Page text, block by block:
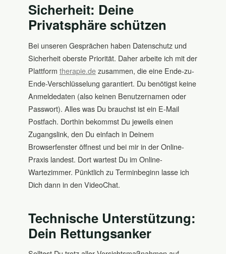
Sicherheit: Deine
Privatsphäre schützen
Bei unseren Gesprächen haben Datenschutz und
Sicherheit oberste Priorität. Daher arbeite ich mit der
Plattformtherapie.dezusammen, die eine Ende-zu-
Ende-Verschlüsselung garantiert. Du benötigst keine
Anmeldedaten (also keinen Benutzernamen oder
Passwort). Alles was Du brauchst ist ein E-Mail
Postfach. Dorthin bekommst Du jeweils einen
Zugangslink, den Du einfach in Deinem
Browserfenster öffnest und bei mir in der Online-
Praxis landest. Dort wartest Du im Online-
Wartezimmer. Pünktlich zu Terminbeginn lasse ich
Dich dann in den VideoChat.
Technische Unterstützung:
Dein Rettungsanker